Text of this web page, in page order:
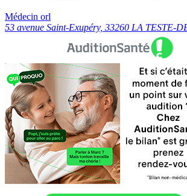
Médecin orl
53 avenue Saint-Exupéry, 33260 LA TESTE-